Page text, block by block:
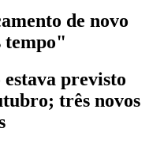
de novo
tempo"
previsto
três novos